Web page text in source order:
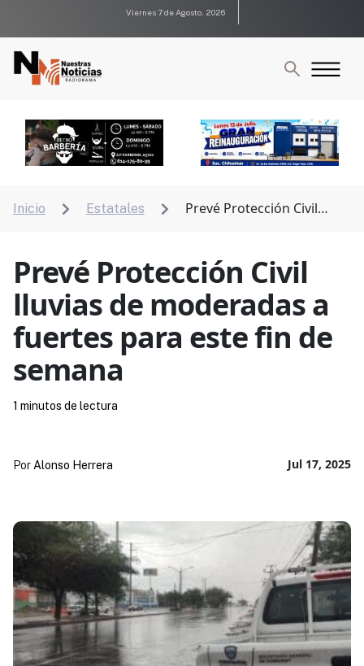
Viernes 7 de Agosto, 2026
Inicio  Estatales 
Prevé Protección Civil
Prevé Protección Civil
lluvias de moderadas a
fuertes para este fin de
semana
Jul 17, 2025
Por Alonso Herrera
1 minutos de lectura